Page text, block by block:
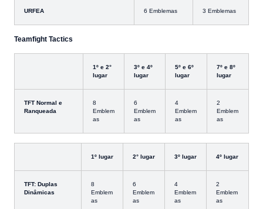
URFEA 6 Emblemas 3 Emblemas
Teamfight Tactics
1º e 2°
lugar
3º e 4º
lugar
5º e 6º
lugar
7º e 8º
lugar
TFT Normal e
Ranqueada
8
Emblem
as
6
Emblem
as
4
Emblem
as
2
Emblem
as
1º lugar 2° lugar 3º lugar 4º lugar
TFT: Duplas
Dinâmicas
8
Emblem
as
6
Emblem
as
4
Emblem
as
2
Emblem
as